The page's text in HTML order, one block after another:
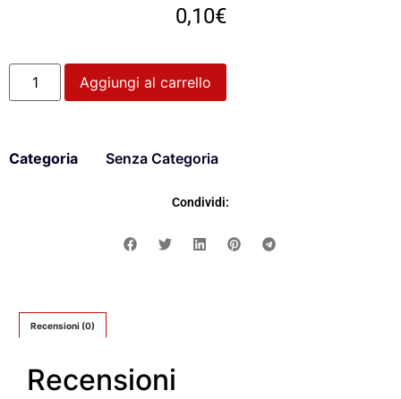
0,10€
Aggiungi al carrello
Categoria Senza Categoria
Condividi:
Recensioni (0)
Recensioni